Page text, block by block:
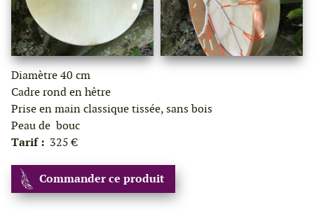
Diamètre 40 cm
Cadre rond en hêtre
Prise en main classique tissée, sans bois
Peau de bouc
Tarif : 325 €
Commander ce produit